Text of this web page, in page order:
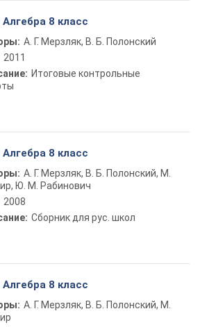
8 класс
А. Г. Мерзляк, В. Б. Полонский
2011
Итоговые контрольные
8 класс
А. Г. Мерзляк, В. Б. Полонский, М.
Ю. М. Рабинович
2008
Сборник для рус. школ
8 класс
А. Г. Мерзляк, В. Б. Полонский, М.